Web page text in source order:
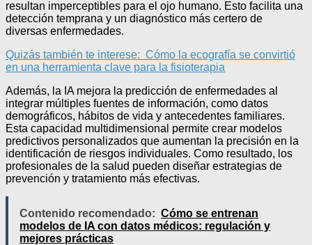
resultan imperceptibles para el ojo humano. Esto facilita una
detección temprana y un diagnóstico más certero de
diversas enfermedades.
Quizás también te interese: Cómo la ecografía se convirtió
en una herramienta clave para la fisioterapia
Además, la IA mejora la predicción de enfermedades al
integrar múltiples fuentes de información, como datos
demográficos, hábitos de vida y antecedentes familiares.
Esta capacidad multidimensional permite crear modelos
predictivos personalizados que aumentan la precisión en la
identificación de riesgos individuales. Como resultado, los
profesionales de la salud pueden diseñar estrategias de
prevención y tratamiento más efectivas.
Contenido recomendado: Cómo se entrenan
modelos de IA con datos médicos: regulación y
mejores prácticas